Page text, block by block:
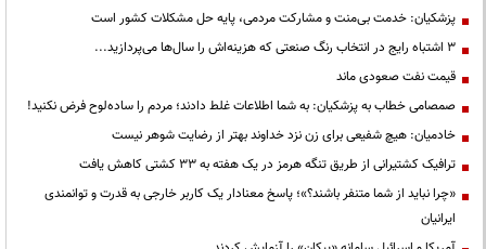
پزشکیان: خدمت بی‌منت و مشارکت مردمی، پایه حل مشکلات کشور است
3 اشتباه رایج در انتخاب رنگ صنعتی که هزینه‌اش را سال‌ها می‌پردازید...
قیمت نفت صعودی ماند
صمصامی خطاب به پزشکیان: به شما اطلاعات غلط دادند؛ مردم را ساده‌لوح فرض نکنید!
خادمیان: هیچ شفیعی برای زن نزد خداوند بهتر از رضایت شوهر نیست
ترافیک کشتیرانی از طریق تنگه هرمز در یک هفته به ۳۳ کشتی کاهش یافت
«چرا نباید از شما متنفر باشند؟»؛ پاسخ معنادار یک کاربر خارجی به قدرت و توانمندی
ایرانیان